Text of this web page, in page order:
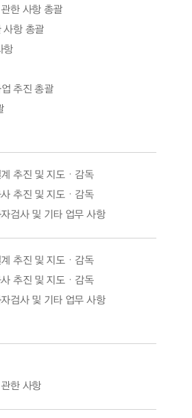
한 사항 총괄
사항 총괄
항
추진 총괄
추진 및 지도ㆍ감독
추진 및 지도ㆍ감독
검사 및 기타 업무 사항
추진 및 지도ㆍ감독
추진 및 지도ㆍ감독
검사 및 기타 업무 사항
한 사항